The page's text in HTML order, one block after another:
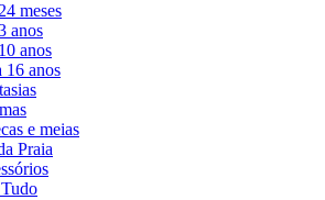
meses
anos
anos
16 anos
e meias
Praia